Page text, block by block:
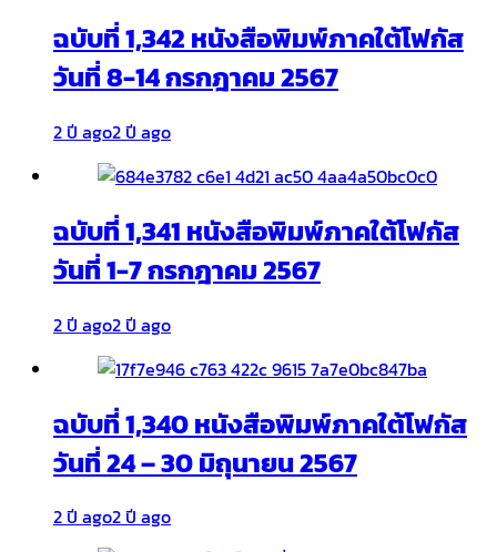
ฉบับที่ 1,342 หนังสือพิมพ์ภาคใต้โฟกัส
วันที่ 8-14 กรกฎาคม 2567
2 ปี ago2 ปี ago
ฉบับที่ 1,341 หนังสือพิมพ์ภาคใต้โฟกัส
วันที่ 1-7 กรกฎาคม 2567
2 ปี ago2 ปี ago
ฉบับที่ 1,340 หนังสือพิมพ์ภาคใต้โฟกัส
วันที่ 24 – 30 มิถุนายน 2567
2 ปี ago2 ปี ago